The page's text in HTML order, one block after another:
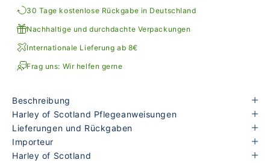
30 Tage kostenlose Rückgabe in Deutschland
Nachhaltige und durchdachte Verpackungen
Internationale Lieferung ab 8€
Frag uns: Wir helfen gerne
Beschreibung
Harley of Scotland Pflegeanweisungen
Lieferungen und Rückgaben
Importeur
Harley of Scotland